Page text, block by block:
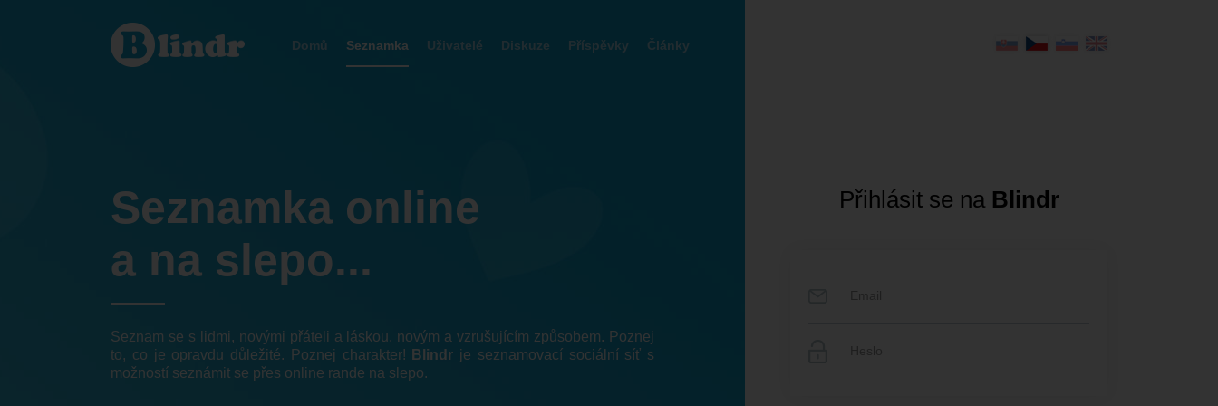
Domů Seznamka Uživatelé Diskuze Příspěvky Články
Seznamka online
a na slepo...
Seznam se s lidmi, novými přáteli a láskou, novým a vzrušujícím způsobem. Poznej
to, co je opravdu důležité. Poznej charakter! Blindr je seznamovací sociální síť s
možností seznámit se přes online rande na slepo.
Přihlásit se na Blindr